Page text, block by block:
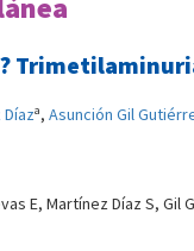
a, Asunción Gil
E, Martínez Díaz S,